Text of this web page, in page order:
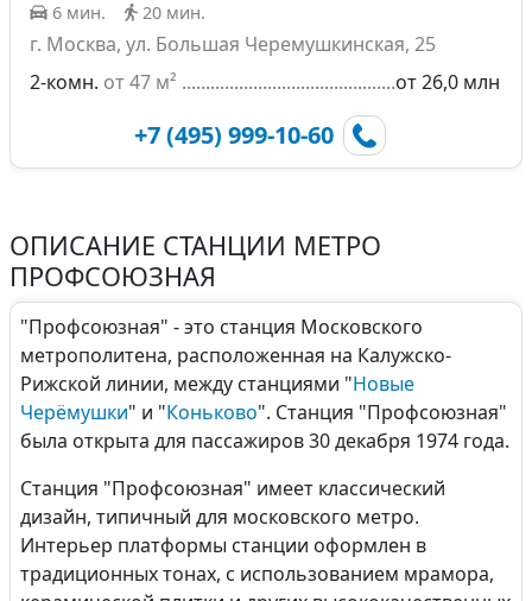
6 мин. 20 мин.
г. Москва, ул. Большая Черемушкинская, 25
2-комн. от 47 м² от 26,0 млн
+7 (495) 999-10-60
ОПИСАНИЕ СТАНЦИИ МЕТРО
ПРОФСОЮЗНАЯ
"Профсоюзная" - это станция Московского
метрополитена, расположенная на Калужско-
Рижской линии, между станциями "Новые
Черёмушки" и "Коньково". Станция "Профсоюзная"
была открыта для пассажиров 30 декабря 1974 года.
Станция "Профсоюзная" имеет классический
дизайн, типичный для московского метро.
Интерьер платформы станции оформлен в
традиционных тонах, с использованием мрамора,